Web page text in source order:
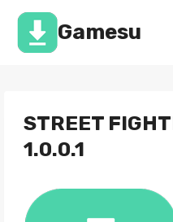
Перейти
содержимомуGamesu
STREET
1.0.0.1